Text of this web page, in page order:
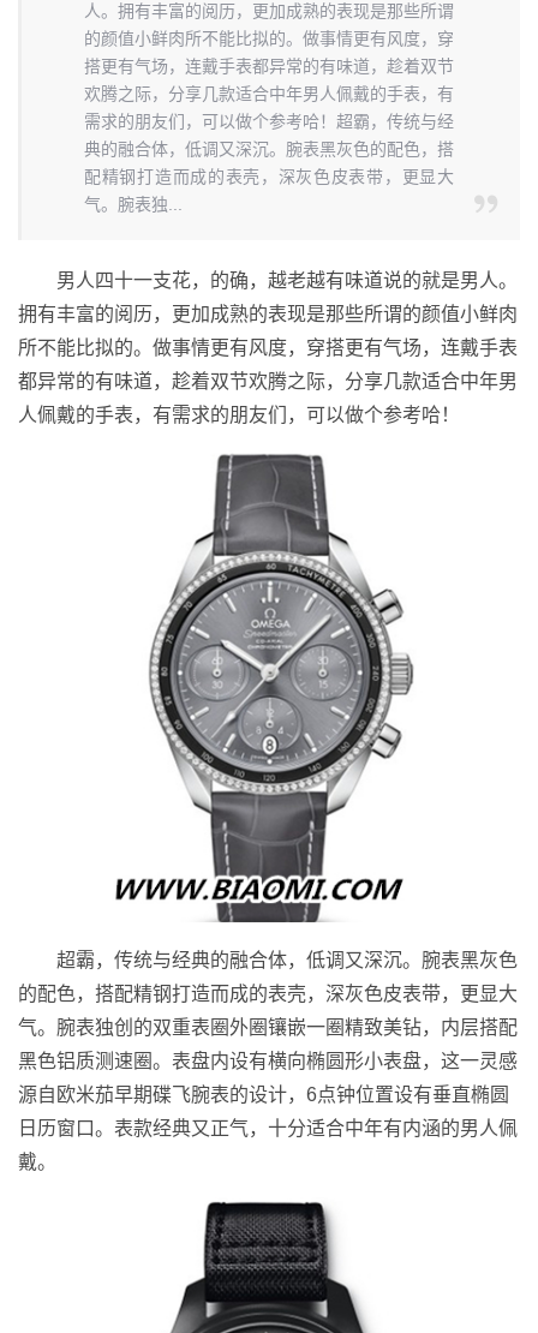
人。拥有丰富的阅历，更加成熟的表现是那些所谓
的颜值小鲜肉所不能比拟的。做事情更有风度，穿
搭更有气场，连戴手表都异常的有味道，趁着双节
欢腾之际，分享几款适合中年男人佩戴的手表，有
需求的朋友们，可以做个参考哈！超霸，传统与经
典的融合体，低调又深沉。腕表黑灰色的配色，搭
配精钢打造而成的表壳，深灰色皮表带，更显大
气。腕表独...
男人四十一支花，的确，越老越有味道说的就是男人。
拥有丰富的阅历，更加成熟的表现是那些所谓的颜值小鲜肉
所不能比拟的。做事情更有风度，穿搭更有气场，连戴手表
都异常的有味道，趁着双节欢腾之际，分享几款适合中年男
人佩戴的手表，有需求的朋友们，可以做个参考哈！
超霸，传统与经典的融合体，低调又深沉。腕表黑灰色
的配色，搭配精钢打造而成的表壳，深灰色皮表带，更显大
气。腕表独创的双重表圈外圈镶嵌一圈精致美钻，内层搭配
黑色铝质测速圈。表盘内设有横向椭圆形小表盘，这一灵感
源自欧米茄早期碟飞腕表的设计，6点钟位置设有垂直椭圆
日历窗口。表款经典又正气，十分适合中年有内涵的男人佩
戴。